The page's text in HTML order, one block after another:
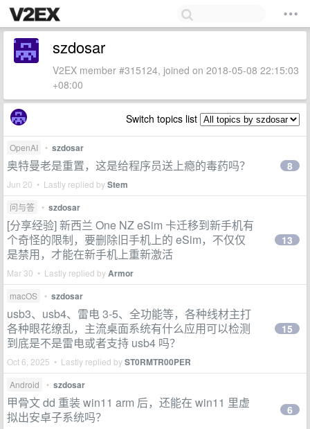
szdosar
V2EX member #315124, joined on 2018-05-08 22:15:03
+08:00
Switch topics list
OpenAI • szdosar
奥特曼老是重置，这是给程序员送上瘾的毒药吗？
Jun 20 • Lastly replied byStem
8
问与答 • szdosar
[分享经验] 新西兰 One NZ eSim 卡迁移到新手机有
个奇怪的限制，要删除旧手机上的 eSim，不仅仅
是禁用，才能在新手机上重新激活
Mar 30 • Lastly replied byArmor
13
macOS • szdosar
usb3、usb4、雷电 3-5、全功能等，各种线材主打
各种眼花缭乱，主流桌面系统有什么应用可以检测
到底是不是雷电或者支持 usb4 吗？
Oct 6, 2025 • Lastly replied byST0RMTR00PER
15
Android • szdosar
甲骨文 dd 重装 win11 arm 后，还能在 win11 里虚
拟出安卓子系统吗？
6